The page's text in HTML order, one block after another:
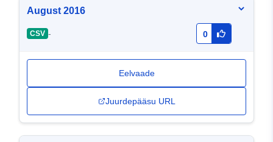
August 2016
CSV - 0
Eelvaade
Juurdepääsu URL